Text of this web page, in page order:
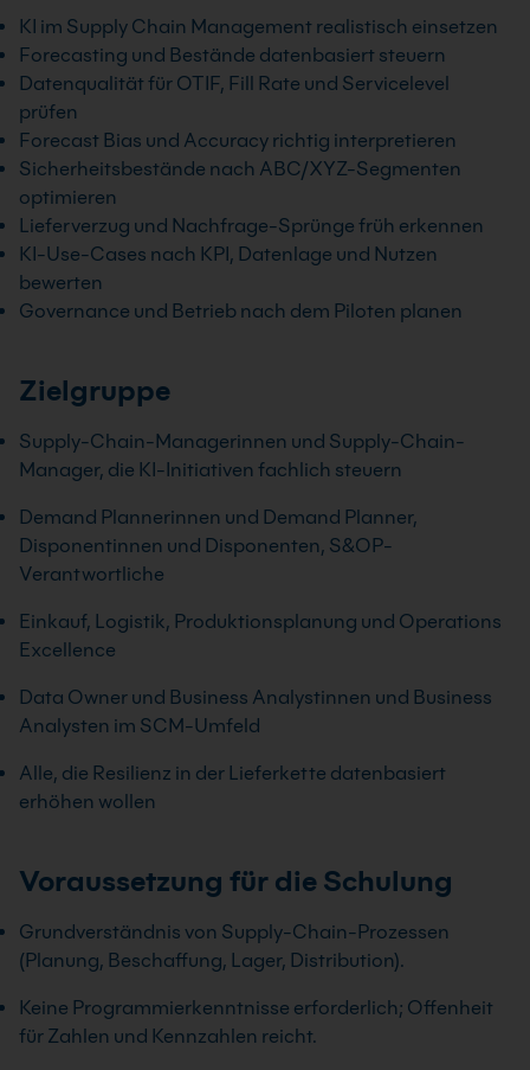
KI im Supply Chain Management realistisch einsetzen
Forecasting und Bestände datenbasiert steuern
Datenqualität für OTIF, Fill Rate und Servicelevel
prüfen
Forecast Bias und Accuracy richtig interpretieren
Sicherheitsbestände nach ABC/XYZ-Segmenten
optimieren
Lieferverzug und Nachfrage-Sprünge früh erkennen
KI-Use-Cases nach KPI, Datenlage und Nutzen
bewerten
Governance und Betrieb nach dem Piloten planen
Zielgruppe
Supply-Chain-Managerinnen und Supply-Chain-
Manager, die KI-Initiativen fachlich steuern
Demand Plannerinnen und Demand Planner,
Disponentinnen und Disponenten, S&OP-
Verantwortliche
Einkauf, Logistik, Produktionsplanung und Operations
Excellence
Data Owner und Business Analystinnen und Business
Analysten im SCM-Umfeld
Alle, die Resilienz in der Lieferkette datenbasiert
erhöhen wollen
Voraussetzung für die Schulung
Grundverständnis von Supply-Chain-Prozessen
(Planung, Beschaffung, Lager, Distribution).
Keine Programmierkenntnisse erforderlich; Offenheit
für Zahlen und Kennzahlen reicht.